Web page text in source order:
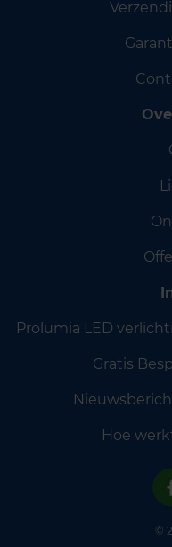
Prolumia LED
Gratis
Hoe
©